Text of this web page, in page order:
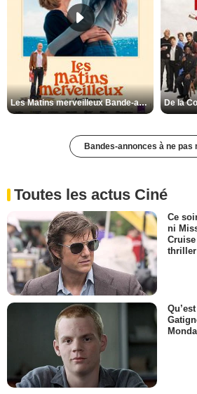
Les Matins merveilleux Bande-annonce VF
Bandes-annonces à ne pas
Toutes les actus Ciné
Ce
ni
thriller